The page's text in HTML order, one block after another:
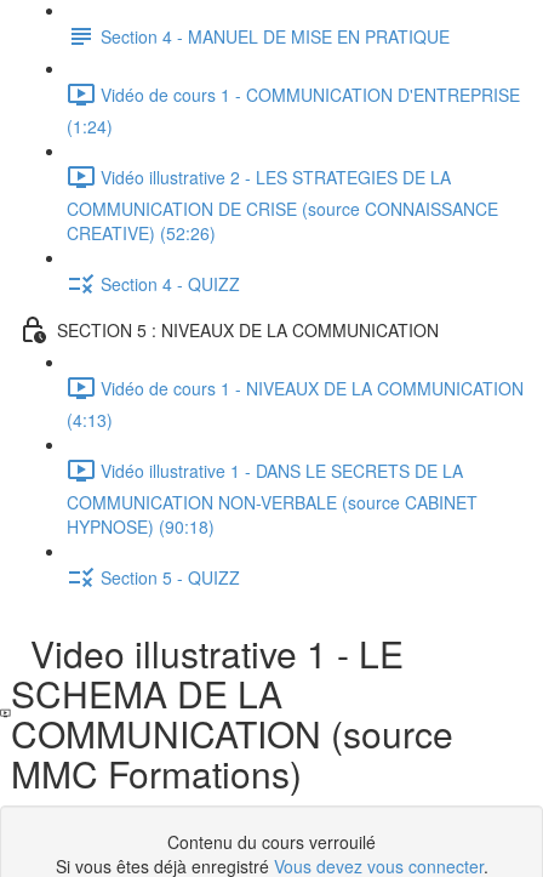
Section 4 - MANUEL DE MISE EN PRATIQUE
Vidéo de cours 1 - COMMUNICATION D'ENTREPRISE
(1:24)
Vidéo illustrative 2 - LES STRATEGIES DE LA
COMMUNICATION DE CRISE (source CONNAISSANCE
CREATIVE) (52:26)
Section 4 - QUIZZ
SECTION 5 : NIVEAUX DE LA COMMUNICATION
Vidéo de cours 1 - NIVEAUX DE LA COMMUNICATION
(4:13)
Vidéo illustrative 1 - DANS LE SECRETS DE LA
COMMUNICATION NON-VERBALE (source CABINET
HYPNOSE) (90:18)
Section 5 - QUIZZ
Video illustrative 1 - LE
SCHEMA DE LA
COMMUNICATION (source
MMC Formations)
Contenu du cours verrouilé
Si vous êtes déjà enregistré Vous devez vous connecter.